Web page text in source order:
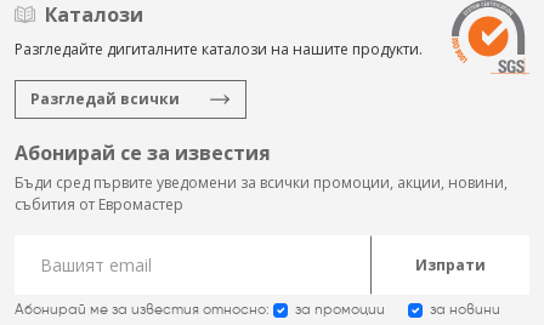
Каталози
Разгледайте дигиталните каталози на нашите продукти.
Разгледай всички
Абонирай се за известия
Бъди сред първите уведомени за всички промоции, акции, новини,
събития от Евромастер
Изпрати
Абонирай ме за известия относно: за промоции за новини